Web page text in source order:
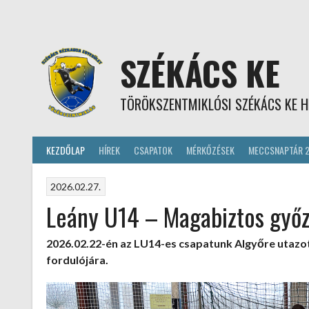
SZÉKÁCS KE
TÖRÖKSZENTMIKLÓSI SZÉKÁCS KE
KEZDŐLAP HÍREK CSAPATOK MÉRKŐZÉSEK
2026.02.27.
Leány U14 – Magabiztos
2026.02.22-én az LU14-es csapatunk Algyőre
fordulójára.